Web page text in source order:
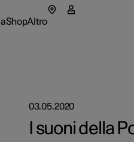
ShopAltro
03.05.2020
I suoni della